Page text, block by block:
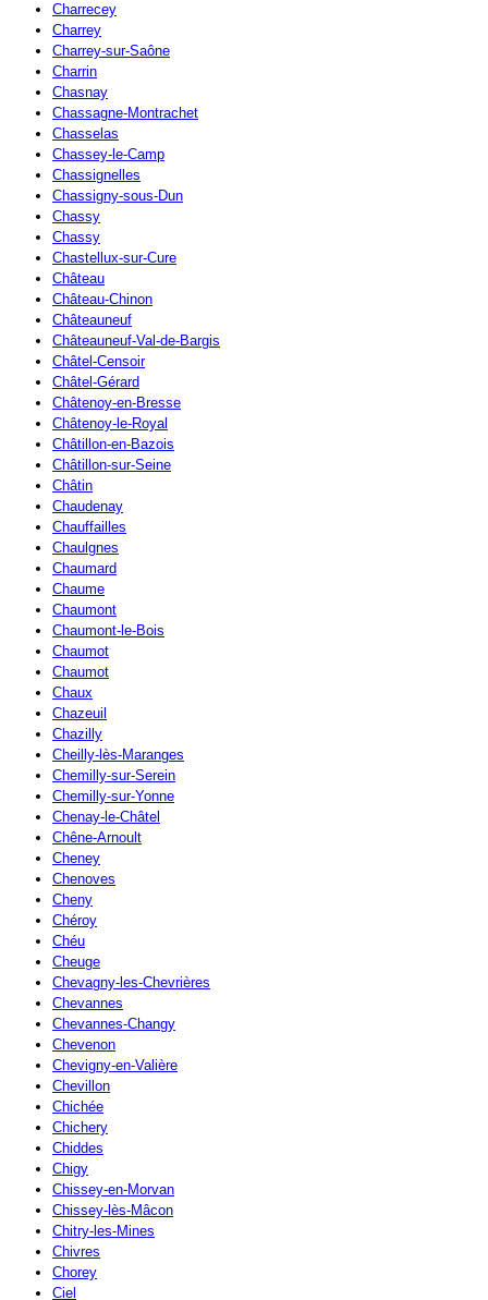
Charrecey
Charrey
Charrey-sur-Saône
Charrin
Chasnay
Chassagne-Montrachet
Chasselas
Chassey-le-Camp
Chassignelles
Chassigny-sous-Dun
Chassy
Chassy
Chastellux-sur-Cure
Château
Château-Chinon
Châteauneuf
Châteauneuf-Val-de-Bargis
Châtel-Censoir
Châtel-Gérard
Châtenoy-en-Bresse
Châtenoy-le-Royal
Châtillon-en-Bazois
Châtillon-sur-Seine
Châtin
Chaudenay
Chauffailles
Chaulgnes
Chaumard
Chaume
Chaumont
Chaumont-le-Bois
Chaumot
Chaumot
Chaux
Chazeuil
Chazilly
Cheilly-lès-Maranges
Chemilly-sur-Serein
Chemilly-sur-Yonne
Chenay-le-Châtel
Chêne-Arnoult
Cheney
Chenoves
Cheny
Chéroy
Chéu
Cheuge
Chevagny-les-Chevrières
Chevannes
Chevannes-Changy
Chevenon
Chevigny-en-Valière
Chevillon
Chichée
Chichery
Chiddes
Chigy
Chissey-en-Morvan
Chissey-lès-Mâcon
Chitry-les-Mines
Chivres
Chorey
Ciel